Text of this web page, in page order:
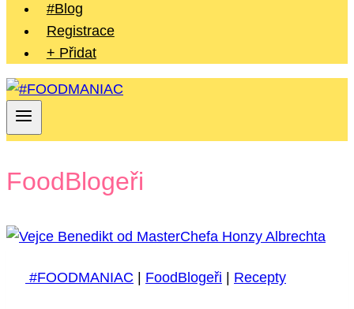
#Blog
Registrace
+ Přidat
FoodBlogeři
#FOODMANIAC | FoodBlogeři | Recepty